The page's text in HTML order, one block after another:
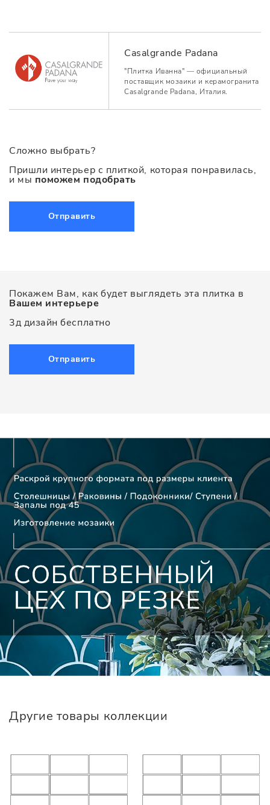
Casalgrande Padana
"Плитка Иванна" — официальный
поставщик мозаики и керамогранита
Casalgrande Padana, Италия.
Сложно выбрать?
Пришли интерьер с плиткой, которая понравилась,
и мы поможем подобрать
Отправить
Покажем Вам, как будет выглядеть эта плитка в
Вашем интерьере
3д дизайн бесплатно
Отправить
Другие товары коллекции